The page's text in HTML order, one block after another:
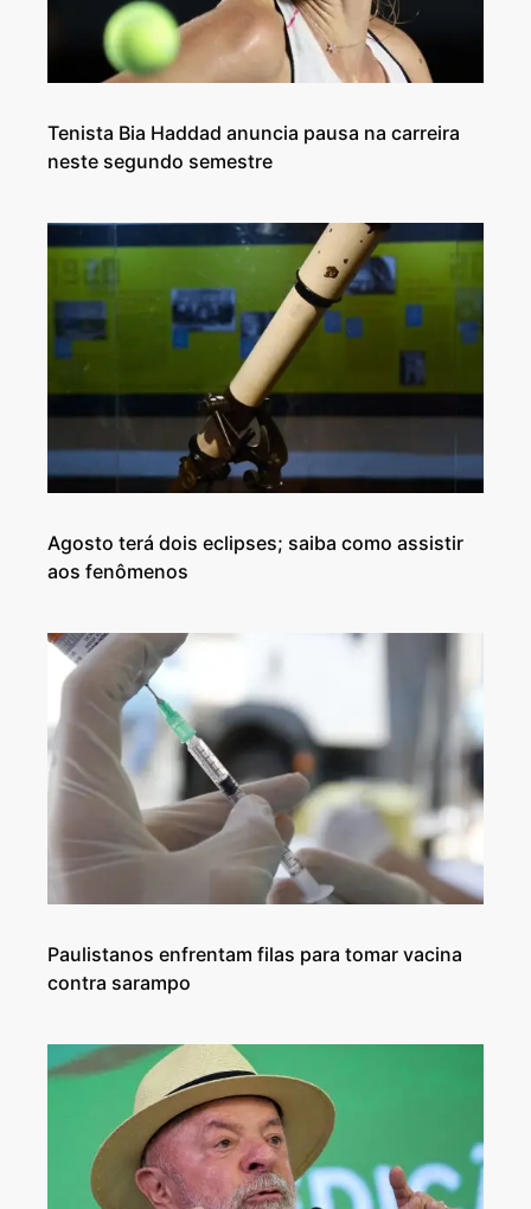
Tenista Bia Haddad anuncia pausa na carreira
neste segundo semestre
Agosto terá dois eclipses; saiba como assistir
aos fenômenos
Paulistanos enfrentam filas para tomar vacina
contra sarampo